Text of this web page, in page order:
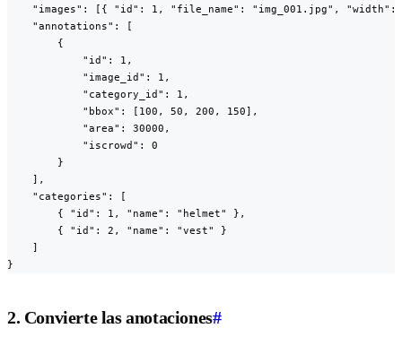
"images": [{ "id": 1, "file_name": "img_001.jpg", "width":
    "annotations": [
        {
            "id": 1,
            "image_id": 1,
            "category_id": 1,
            "bbox": [100, 50, 200, 150],
            "area": 30000,
            "iscrowd": 0
        }
    ],
    "categories": [
        { "id": 1, "name": "helmet" },
        { "id": 2, "name": "vest" }
    ]
}
2. Convierte las anotaciones#